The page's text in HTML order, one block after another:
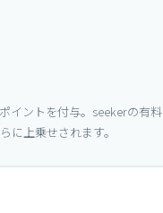
イントを付与。seekerの有料
に上乗せされます。